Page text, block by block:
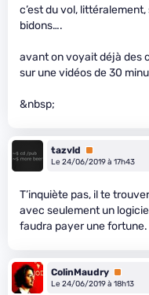
c’est du vol,
bidons….
avant on voyait déjà des
sur une vidéos de 30
&nbsp;
tazvld
Premium
Le 24/06/2019 à 17h43
T’inquiète pas, il te
avec seulement un
faudra payer une fortune.
ColinMaudry Premium
Le 24/06/2019 à 18h13